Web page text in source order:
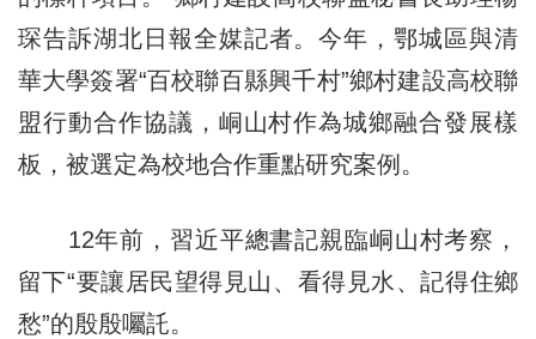
琛告訴湖北日報全媒記者。今年，鄂城區與清
華大學簽署“百校聯百縣興千村”鄉村建設高校聯
盟行動合作協議，峒山村作為城鄉融合發展樣
板，被選定為校地合作重點研究案例。
12年前，習近平總書記親臨峒山村考察，
留下“要讓居民望得見山、看得見水、記得住鄉
愁”的殷殷囑託。